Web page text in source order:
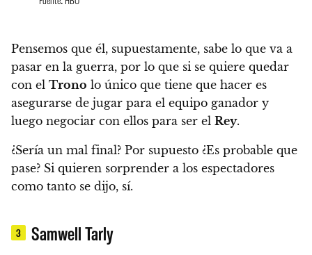
Pensemos que él, supuestamente, sabe lo que va a
pasar en la guerra, por lo que si se quiere quedar
con el Trono lo único que tiene que hacer es
asegurarse de jugar para el equipo ganador y
luego negociar con ellos para ser el Rey.
¿Sería un mal final? Por supuesto ¿Es probable que
pase? Si quieren sorprender a los espectadores
como tanto se dijo, sí.
3 Samwell Tarly